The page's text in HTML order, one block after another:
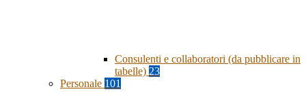
Consulenti e collaboratori (da pubblicare in
tabelle) 23
Personale 101